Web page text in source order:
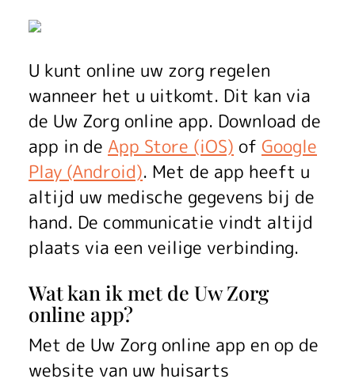
U
w
Z
o
r
g
o
n
l
i
n
U kunt online uw zorg regelen
wanneer het u uitkomt. Dit kan via
de Uw Zorg online app. Download de
app in de App Store (iOS) of Google
Play (Android). Met de app heeft u
altijd uw medische gegevens bij de
hand. De communicatie vindt altijd
plaats via een veilige verbinding.
Wat kan ik met de Uw Zorg
online app?
Met de Uw Zorg online app en op de
website van uw huisarts